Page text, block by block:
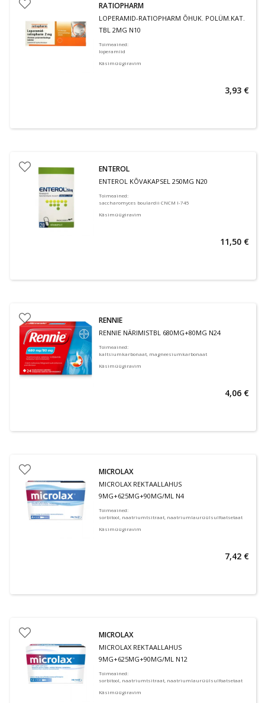
RATIOPHARM
LOPERAMID-RATIOPHARM ÕHUK. POLÜM.KAT.
TBL 2MG N10
Toimeained:
loperamiid
Käsimüügiravim
3,93 €
ENTEROL
ENTEROL KÕVAKAPSEL 250MG N20
Toimeained:
saccharomyces boulardii CNCM I-745
Käsimüügiravim
11,50 €
RENNIE
RENNIE NÄRIMISTBL 680MG+80MG N24
Toimeained:
kaltsiumkarbonaat, magneesiumkarbonaat
Käsimüügiravim
4,06 €
MICROLAX
MICROLAX REKTAALLAHUS
9MG+625MG+90MG/ML N4
Toimeained:
sorbitool, naatriumtsitraat, naatriumlaurüülsulfoatsetaat
Käsimüügiravim
7,42 €
MICROLAX
MICROLAX REKTAALLAHUS
9MG+625MG+90MG/ML N12
Toimeained:
sorbitool, naatriumtsitraat, naatriumlaurüülsulfoatsetaat
Käsimüügiravim